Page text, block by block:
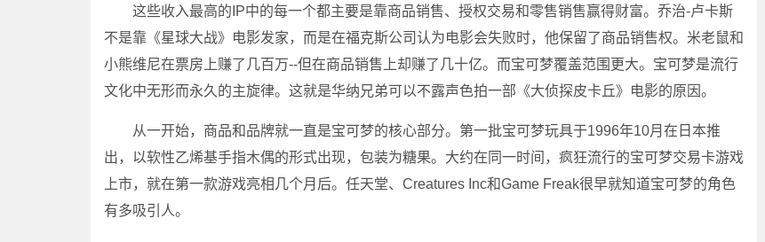
这些收入最高的IP中的每一个都主要是靠商品销售、授权交易和零售销售赢得财富。乔治-卢卡斯
不是靠《星球大战》电影发家，而是在福克斯公司认为电影会失败时，他保留了商品销售权。米老鼠和
小熊维尼在票房上赚了几百万--但在商品销售上却赚了几十亿。而宝可梦覆盖范围更大。宝可梦是流行
文化中无形而永久的主旋律。这就是华纳兄弟可以不露声色拍一部《大侦探皮卡丘》电影的原因。
从一开始，商品和品牌就一直是宝可梦的核心部分。第一批宝可梦玩具于1996年10月在日本推
出，以软性乙烯基手指木偶的形式出现，包装为糖果。大约在同一时间，疯狂流行的宝可梦交易卡游戏
上市，就在第一款游戏亮相几个月后。任天堂、Creatures Inc和Game Freak很早就知道宝可梦的角色
有多吸引人。